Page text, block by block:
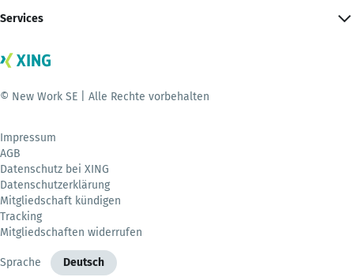
Services
© New Work SE | Alle Rechte vorbehalten
Impressum
AGB
Datenschutz bei XING
Datenschutzerklärung
Mitgliedschaft kündigen
Tracking
Mitgliedschaften widerrufen
Sprache Deutsch